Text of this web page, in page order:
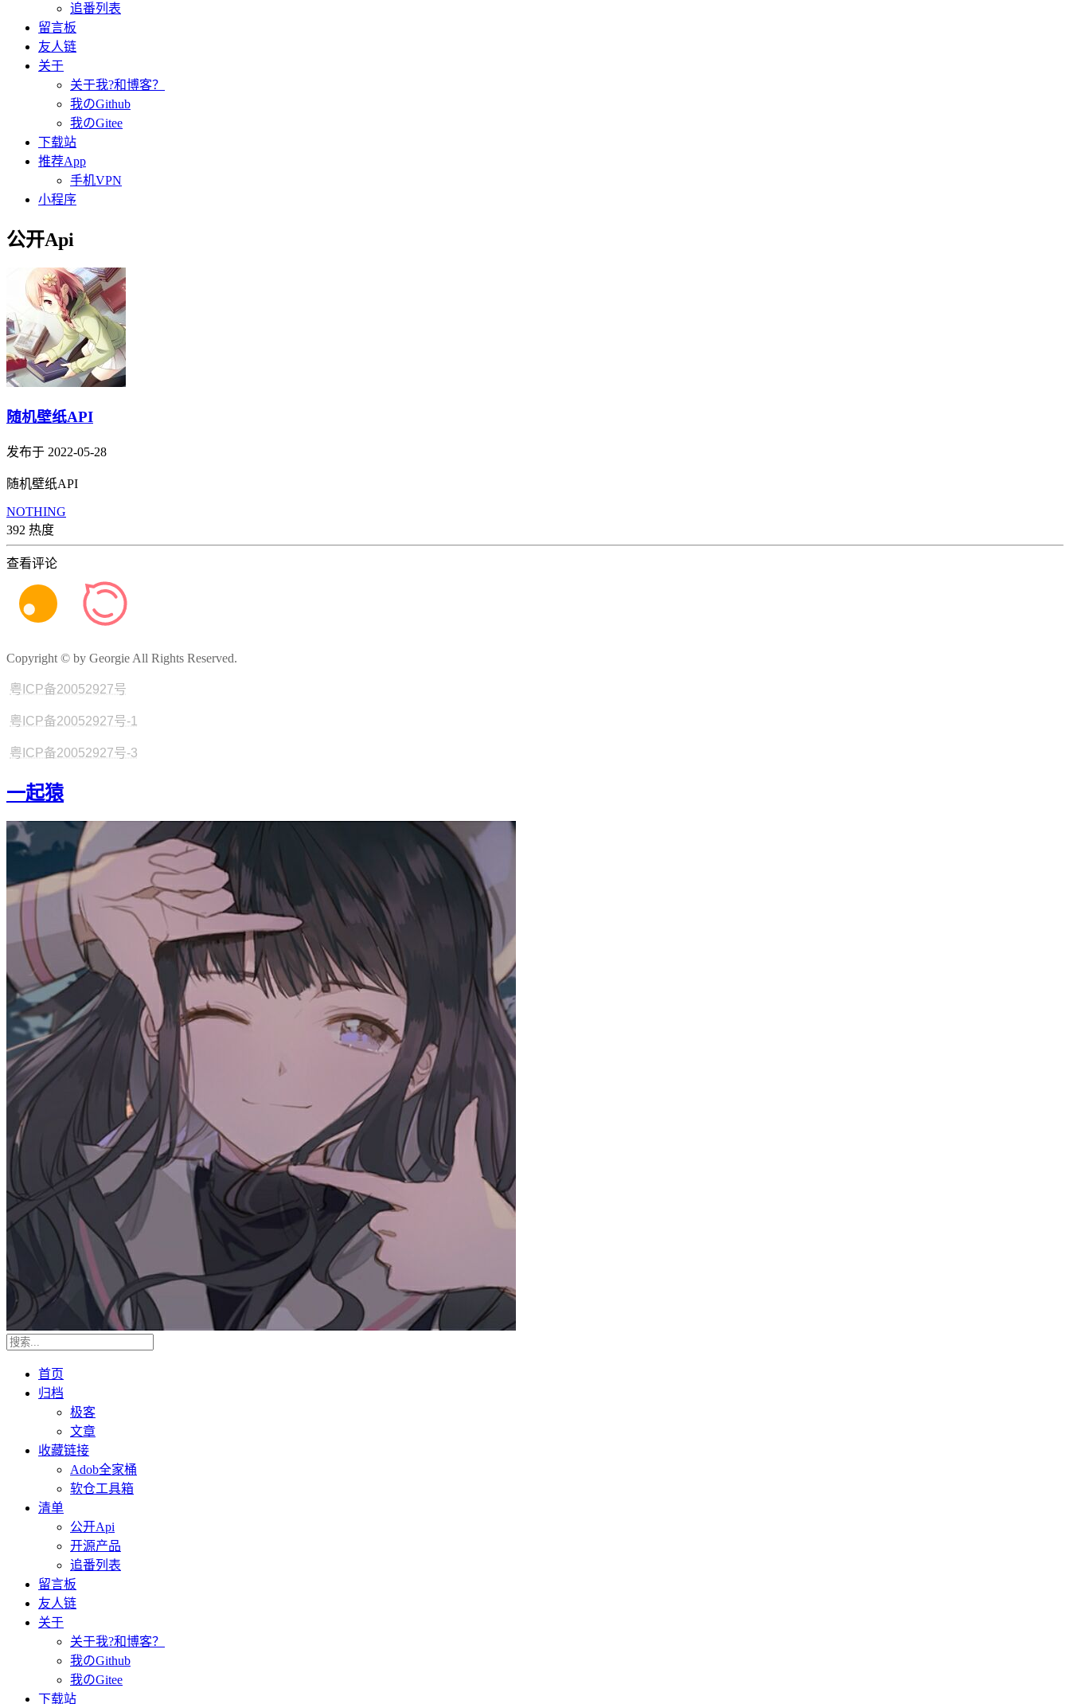
追番列表
留言板
友人链
关于
关于我?和博客？
我のGithub
我のGitee
下载站
推荐App
手机VPN
小程序
公开Api
随机壁纸API
发布于 2022-05-28
随机壁纸API
NOTHING
392 热度
查看评论
Copyright © by Georgie All Rights Reserved.
粤ICP备20052927号
粤ICP备20052927号-1
粤ICP备20052927号-3
一起猿
首页
归档
极客
文章
收藏链接
Adob全家桶
软仓工具箱
清单
公开Api
开源产品
追番列表
留言板
友人链
关于
关于我?和博客？
我のGithub
我のGitee
下载站